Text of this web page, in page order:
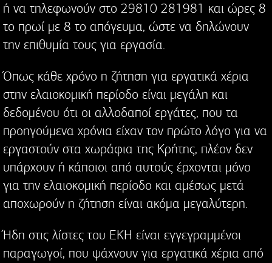
ή να τηλεφωνούν στο 29810 281981 και ώρες 8
το πρωί με 8 το απόγευμα, ώστε να δηλώνουν
την επιθυμία τους για εργασία.
Όπως κάθε χρόνο η ζήτηση για εργατικά χέρια
στην ελαιοκομική περίοδο είναι μεγάλη και
δεδομένου ότι οι αλλοδαποί εργάτες, που τα
προηγούμενα χρόνια είχαν τον πρώτο λόγο για να
εργαστούν στα χωράφια της Κρήτης, πλέον δεν
υπάρχουν ή κάποιοι από αυτούς έρχονται μόνο
για την ελαιοκομική περίοδο και αμέσως μετά
αποχωρούν η ζήτηση είναι ακόμα μεγαλύτερη.
Ήδη στις λίστες του ΕΚΗ είναι εγγεγραμμένοι
παραγωγοί, που ψάχνουν για εργατικά χέρια από